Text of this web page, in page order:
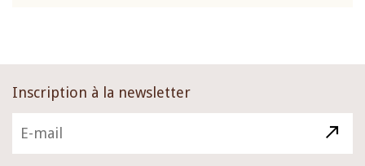
Inscription à la newsletter